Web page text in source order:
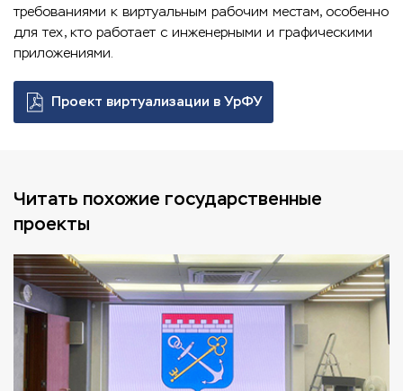
требованиями к виртуальным рабочим местам, особенно
для тех, кто работает с инженерными и графическими
приложениями.
Проект виртуализации в УрФУ
Читать похожие государственные
проекты